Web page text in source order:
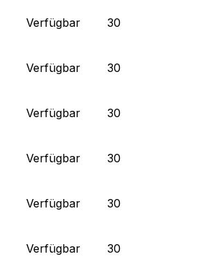
Verfügbar 30
Verfügbar 30
Verfügbar 30
Verfügbar 30
Verfügbar 30
Verfügbar 30